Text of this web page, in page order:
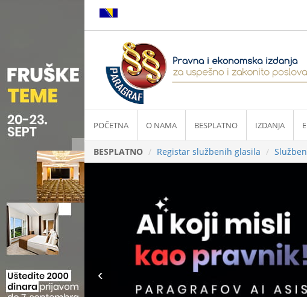
POČETNA O NAMA BESPLATNO IZDANJA
BESPLATNO Registar službenih glasila